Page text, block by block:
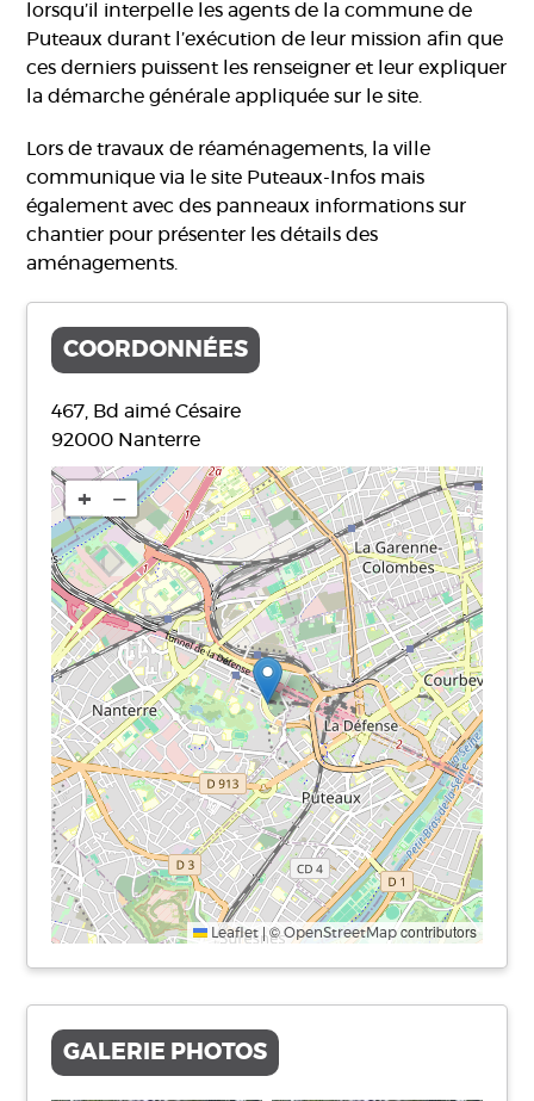
lorsqu’il interpelle les agents de la commune de
Puteaux durant l’exécution de leur mission afin que
ces derniers puissent les renseigner et leur expliquer
la démarche générale appliquée sur le site.
Lors de travaux de réaménagements, la ville
communique via le site Puteaux-Infos mais
également avec des panneaux informations sur
chantier pour présenter les détails des
aménagements.
COORDONNÉES
467, Bd aimé Césaire
92000 Nanterre
+ −
Leaflet |©OpenStreetMapcontributors
GALERIE PHOTOS